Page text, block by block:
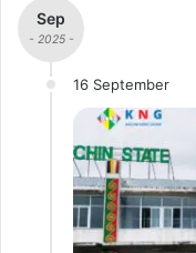
Sep
- 2025 -
16 September